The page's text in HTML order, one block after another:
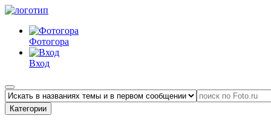
Фотогора
Вход
Категории